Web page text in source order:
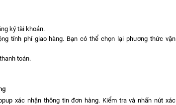
ký tài khoản.
tính phí giao hàng. Bạn có thể chọn lại phương thức vận
toán.
xác nhận thông tin đơn hàng. Kiểm tra và nhấn nút xác